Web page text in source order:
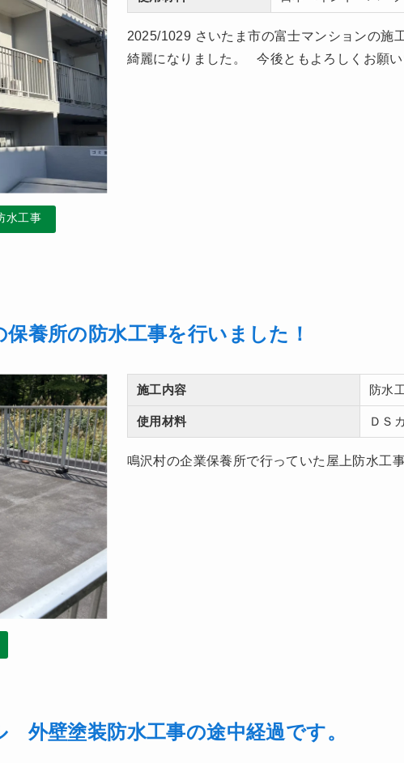
水工事
2025/1029 さいたま市の富士マンションの施
綺麗になりました。 今後ともよろし
養所の防水工事を行いました！
施工内容 防水
使用材料 ＤＳ
鳴沢村の企業保養所で行っていた屋上防水
壁塗装防水工事の途中経過です。